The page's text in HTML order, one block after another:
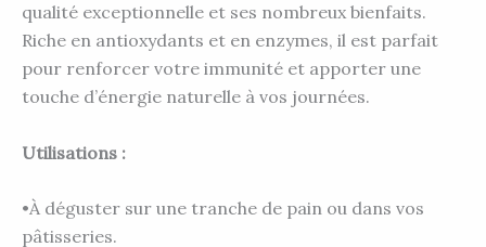
qualité exceptionnelle et ses nombreux bienfaits.
Riche en antioxydants et en enzymes, il est parfait
pour renforcer votre immunité et apporter une
touche d’énergie naturelle à vos journées.
Utilisations :
•À déguster sur une tranche de pain ou dans vos
pâtisseries.